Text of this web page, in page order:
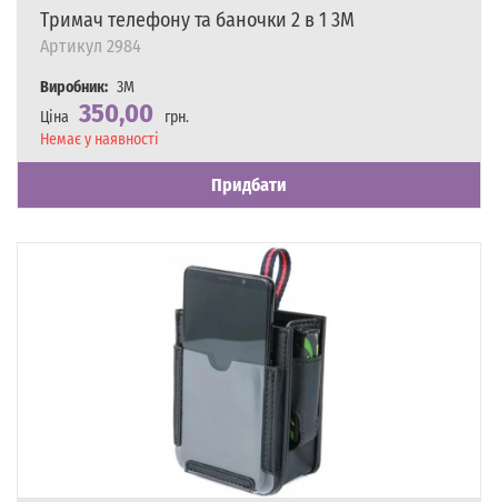
Тримач телефону та баночки 2 в 1 3M
Артикул 2984
Виробник: 3M
Ціна 350,00
грн.
Наявність
Немає у наявності
Придбати